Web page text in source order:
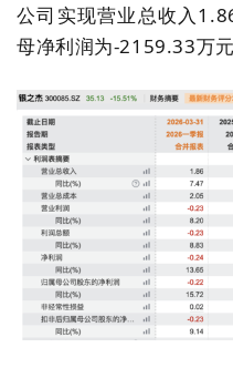
公司实现营业总收入
母净利润为-2159.33万